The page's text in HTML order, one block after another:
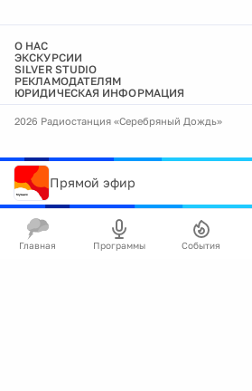
О НАС
ЭКСКУРСИИ
SILVER STUDIO
РЕКЛАМОДАТЕЛЯМ
ЮРИДИЧЕСКАЯ ИНФОРМАЦИЯ
2026 Радиостанция «Серебряный Дождь»
Прямой эфир
Главная Программы События